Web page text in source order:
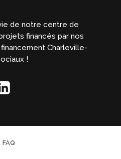
de notre centre de
financés par nos
Charleville-
!
FAQ